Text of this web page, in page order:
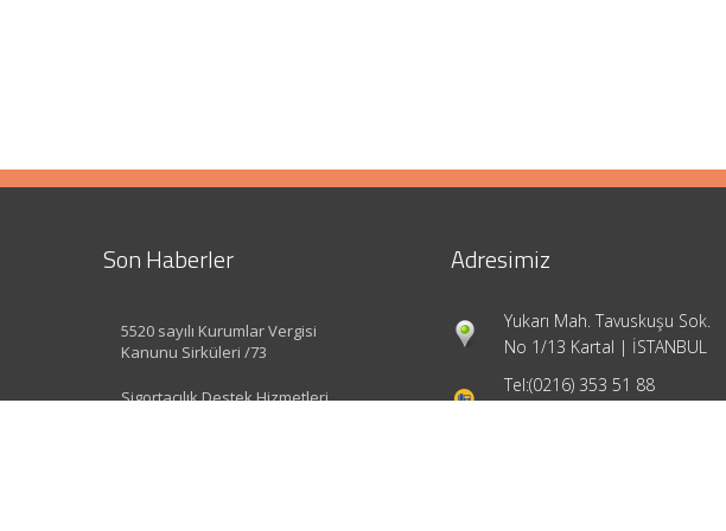
Son Haberler
5520 sayılı Kurumlar Vergisi
Kanunu Sirküleri /73
Sigortacılık Destek Hizmetleri
Adresimiz
Yukarı Mah. Tavuskuşu Sok.
No 1/13 Kartal | İSTANBUL
Tel:(0216) 353 51 88